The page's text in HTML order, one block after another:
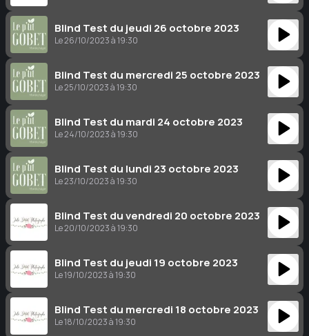
Blind Test du jeudi 26 octobre 2023
Le 26/10/2023 à 19:30
Blind Test du mercredi 25 octobre 2023
Le 25/10/2023 à 19:30
Blind Test du mardi 24 octobre 2023
Le 24/10/2023 à 19:30
Blind Test du lundi 23 octobre 2023
Le 23/10/2023 à 19:30
Blind Test du vendredi 20 octobre 2023
Le 20/10/2023 à 19:30
Blind Test du jeudi 19 octobre 2023
Le 19/10/2023 à 19:30
Blind Test du mercredi 18 octobre 2023
Le 18/10/2023 à 19:30